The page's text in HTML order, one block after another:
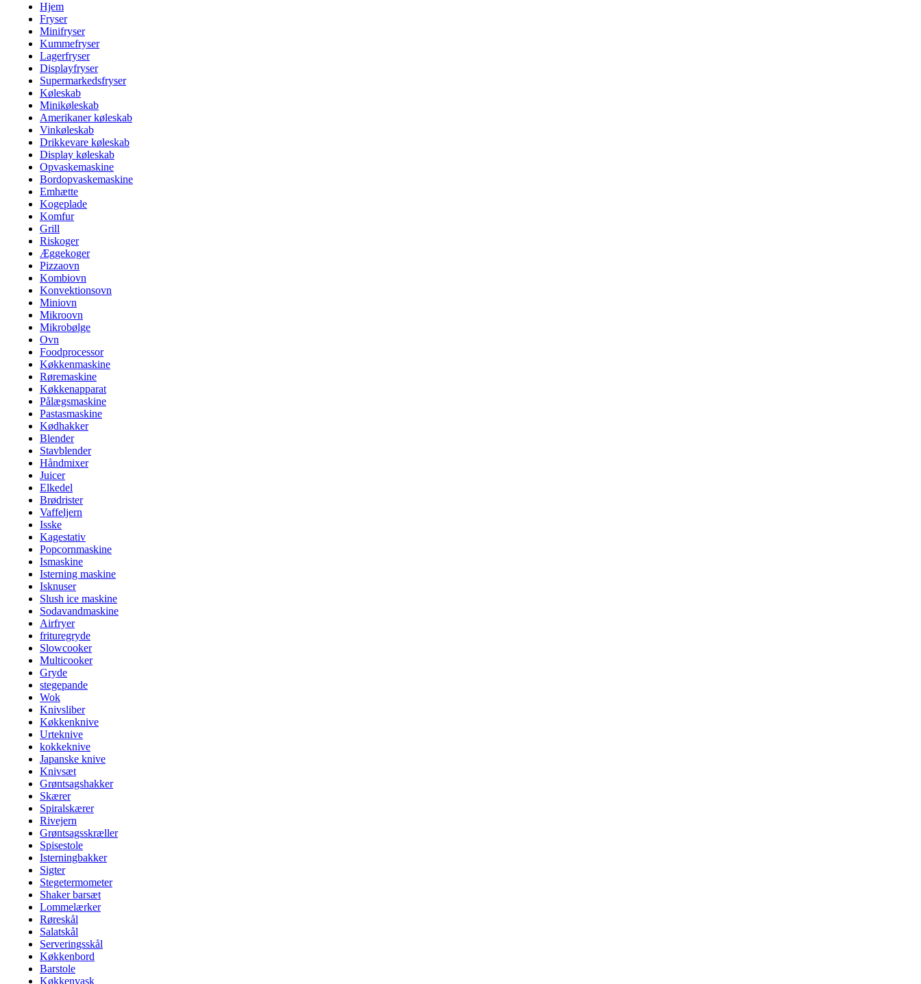
Hjem
Fryser
Minifryser
Kummefryser
Lagerfryser
Displayfryser
Supermarkedsfryser
Køleskab
Minikøleskab
Amerikaner køleskab
Vinkøleskab
Drikkevare køleskab
Display køleskab
Opvaskemaskine
Bordopvaskemaskine
Emhætte
Kogeplade
Komfur
Grill
Riskoger
Æggekoger
Pizzaovn
Kombiovn
Konvektionsovn
Miniovn
Mikroovn
Mikrobølge
Ovn
Foodprocessor
Køkkenmaskine
Røremaskine
Køkkenapparat
Pålægsmaskine
Pastasmaskine
Kødhakker
Blender
Stavblender
Håndmixer
Juicer
Elkedel
Brødrister
Vaffeljern
Isske
Kagestativ
Popcornmaskine
Ismaskine
Isterning maskine
Isknuser
Slush ice maskine
Sodavandmaskine
Airfryer
frituregryde
Slowcooker
Multicooker
Gryde
stegepande
Wok
Knivsliber
Køkkenknive
Urteknive
kokkeknive
Japanske knive
Knivsæt
Grøntsagshakker
Skærer
Spiralskærer
Rivejern
Grøntsagsskræller
Spisestole
Isterningbakker
Sigter
Stegetermometer
Shaker barsæt
Lommelærker
Røreskål
Salatskål
Serveringsskål
Køkkenbord
Barstole
Køkkenvask